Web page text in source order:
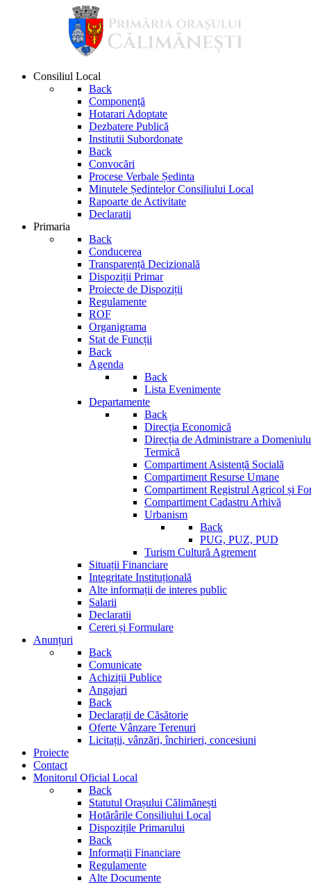
Consiliul Local
Back
Componență
Hotarari Adoptate
Dezbatere Publică
Institutii Subordonate
Back
Convocări
Procese Verbale Ședinta
Minutele Ședintelor Consiliului Local
Rapoarte de Activitate
Declaratii
Primaria
Back
Conducerea
Transparență Decizională
Dispoziții Primar
Proiecte de Dispoziții
Regulamente
ROF
Organigrama
Stat de Funcții
Back
Agenda
Back
Lista Evenimente
Departamente
Back
Direcția Economică
Direcția de Administrare a
Termică
Compartiment Asistență Socială
Compartiment Resurse Umane
Compartiment Registrul Agricol și
Compartiment Cadastru Arhivă
Urbanism
Back
PUG, PUZ, PUD
Turism Cultură Agrement
Situații Financiare
Integritate Instituțională
Alte informații de interes public
Salarii
Declaratii
Cereri și Formulare
Anunțuri
Back
Comunicate
Achiziții Publice
Angajari
Back
Declarații de Căsătorie
Oferte Vânzare Terenuri
Licitații, vânzări, închirieri, concesiuni
Proiecte
Contact
Monitorul Oficial Local
Back
Statutul Orașului Călimănești
Hotărârile Consiliului Local
Dispozițile Primarului
Back
Informații Financiare
Regulamente
Alte Documente